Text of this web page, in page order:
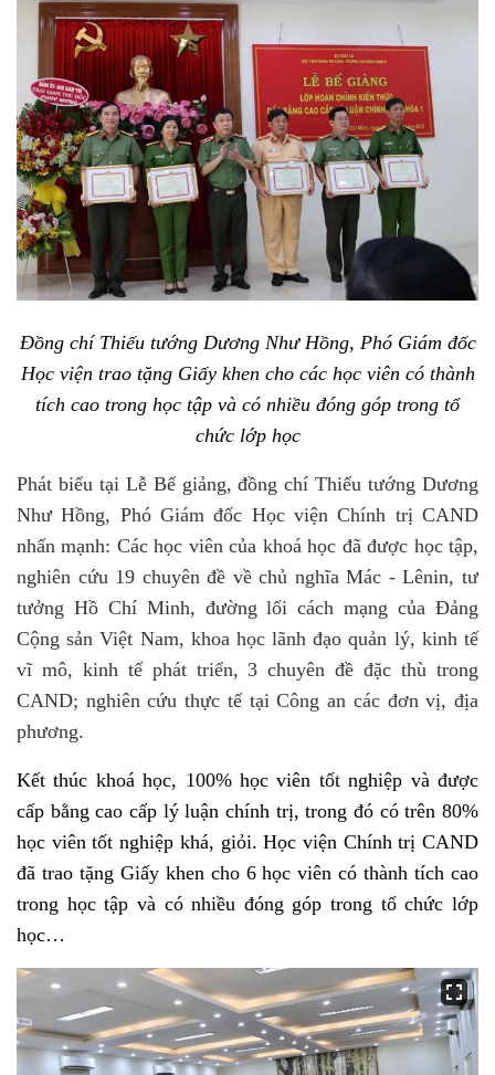
Đồng chí Thiếu tướng Dương Như Hồng, Phó Giám đốc
Học viện trao tặng Giấy khen cho các học viên có thành
tích cao trong học tập và có nhiều đóng góp trong tổ
chức lớp học
Phát biểu tại Lễ Bế giảng, đồng chí Thiếu tướng Dương
Như Hồng, Phó Giám đốc Học viện Chính trị CAND
nhấn mạnh: Các học viên của khoá học đã được học tập,
nghiên cứu 19 chuyên đề về chủ nghĩa Mác - Lênin, tư
tưởng Hồ Chí Minh, đường lối cách mạng của Đảng
Cộng sản Việt Nam, khoa học lãnh đạo quản lý, kinh tế
vĩ mô, kinh tế phát triển, 3 chuyên đề đặc thù trong
CAND; nghiên cứu thực tế tại Công an các đơn vị, địa
phương.
Kết thúc khoá học, 100% học viên tốt nghiệp và được
cấp bằng cao cấp lý luận chính trị, trong đó có trên 80%
học viên tốt nghiệp khá, giỏi. Học viện Chính trị CAND
đã trao tặng Giấy khen cho 6 học viên có thành tích cao
trong học tập và có nhiều đóng góp trong tổ chức lớp
học…